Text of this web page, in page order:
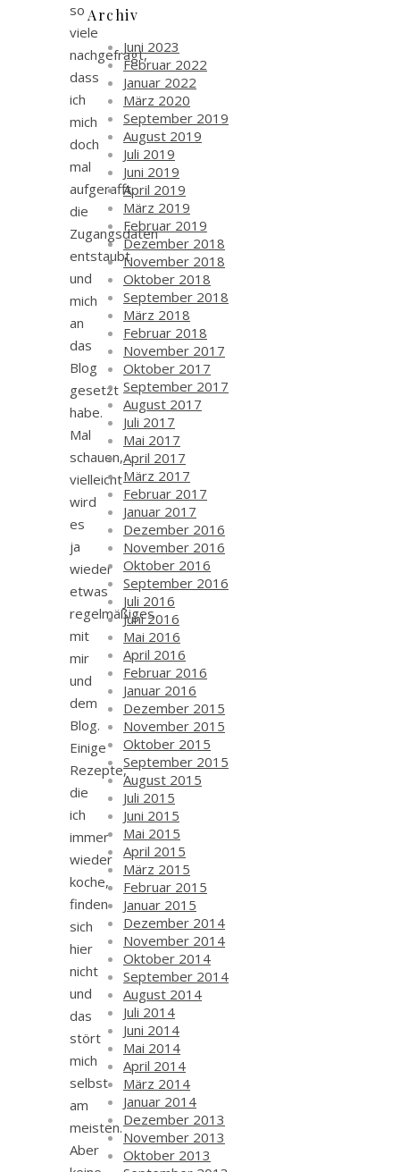
so
viele
nachgefragt,
dass
ich
mich
doch
mal
aufgerafft,
die
Zugangsdaten
entstaubt
und
mich
an
das
Blog
gesetzt
habe.
Mal
schauen,
vielleicht
wird
es
ja
wieder
etwas
regelmäßiges
mit
mir
und
dem
Blog.
Einige
Rezepte,
die
ich
immer
wieder
koche,
finden
sich
hier
nicht
und
das
stört
mich
selbst
am
meisten.
Aber
Archiv
Juni 2023
Februar 2022
Januar 2022
März 2020
September 2019
August 2019
Juli 2019
Juni 2019
April 2019
März 2019
Februar 2019
Dezember 2018
November 2018
Oktober 2018
September 2018
März 2018
Februar 2018
November 2017
Oktober 2017
September 2017
August 2017
Juli 2017
Mai 2017
April 2017
März 2017
Februar 2017
Januar 2017
Dezember 2016
November 2016
Oktober 2016
September 2016
Juli 2016
Juni 2016
Mai 2016
April 2016
Februar 2016
Januar 2016
Dezember 2015
November 2015
Oktober 2015
September 2015
August 2015
Juli 2015
Juni 2015
Mai 2015
April 2015
März 2015
Februar 2015
Januar 2015
Dezember 2014
November 2014
Oktober 2014
September 2014
August 2014
Juli 2014
Juni 2014
Mai 2014
April 2014
März 2014
Januar 2014
Dezember 2013
November 2013
Oktober 2013